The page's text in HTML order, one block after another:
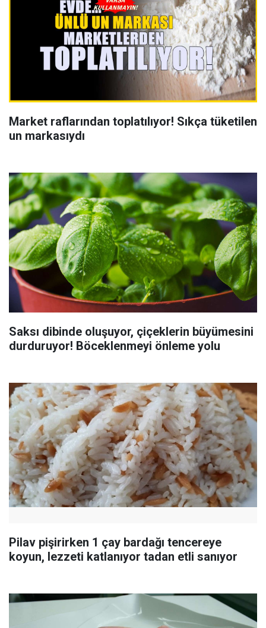
Market raflarından toplatılıyor! Sıkça tüketilen
un markasıydı
Saksı dibinde oluşuyor, çiçeklerin büyümesini
durduruyor! Böceklenmeyi önleme yolu
Pilav pişirirken 1 çay bardağı tencereye
koyun, lezzeti katlanıyor tadan etli sanıyor